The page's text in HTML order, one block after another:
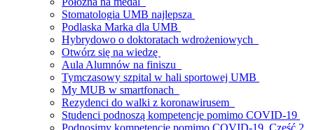
Stomatologia UMB najlepsza
Podlaska Marka dla UMB
Hybrydowo o doktoratach wdrożeniowych
Otwórz się na wiedzę
Aula Alumnów na finiszu
Tymczasowy szpital w hali sportowej UMB
My MUB w smartfonach
Rezydenci do walki z koronawirusem
Studenci podnoszą kompetencje pomimo COVID-19
Podnosimy kompetencje pomimo COVID-19. Część 2